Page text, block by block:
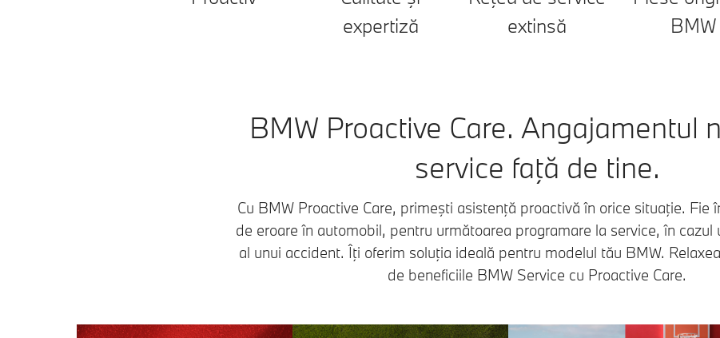
expertiză
extinsă
BMW
BMW Proactive Care. Angajamentul
service faţă de tine.
Cu BMW Proactive Care, primeşti asistenţă proactivă în orice situaţie. Fie
de eroare în automobil, pentru următoarea programare la service, în cazul
al unui accident. Îţi oferim soluţia ideală pentru modelul tău BMW.
de beneficiile BMW Service cu Proactive Care.